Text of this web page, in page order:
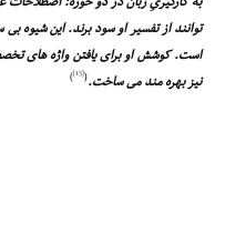
توانند از تفسیر او سود برند. این شیوه
است. کوشش او براى یافتن واژه هاى
نیز بهره مند مى ساخت.(
[15]
)